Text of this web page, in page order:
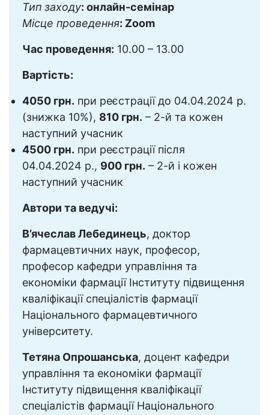
Тип заходу: онлайн-семінар
Місце проведення: Zoom
Час проведення: 10.00 – 13.00
Вартість:
4050 грн. при реєстрації до 04.04.2024 р.
(знижка 10%), 810 грн. – 2-й та кожен
наступний учасник
4500 грн. при реєстрації після
04.04.2024 р., 900 грн. – 2-й і кожен
наступний учасник
Автори та ведучі:
В’ячеслав Лебединець, доктор
фармацевтичних наук, професор,
професор кафедри управління та
економіки фармації Інституту підвищення
кваліфікації спеціалістів фармації
Національного фармацевтичного
університету.
Тетяна Опрошанська, доцент кафедри
управління та економіки фармації
Інституту підвищення кваліфікації
спеціалістів фармації Національного